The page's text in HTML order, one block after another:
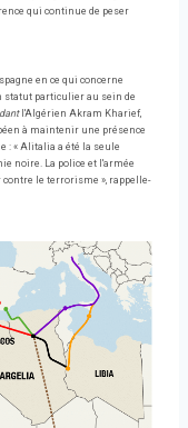
qui continue de peser
en ce qui concerne
statut particulier au sein de
l'Algérien Akram Kharief,
à maintenir une présence
: « Alitalia a été la seule
noire. La police et l'armée
le terrorisme », rappelle-